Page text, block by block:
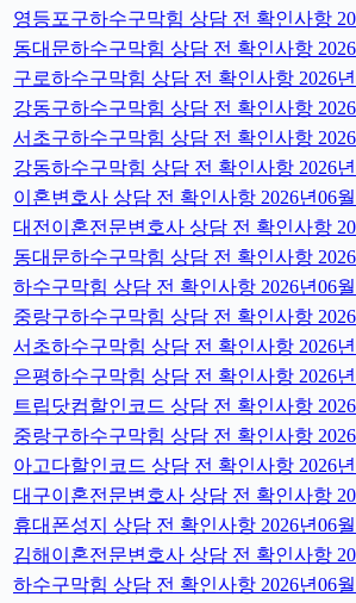
영등포구하수구막힘 상담 전 확인사항
동대문하수구막힘 상담 전 확인사항
구로하수구막힘 상담 전 확인사항 2026
강동구하수구막힘 상담 전 확인사항
서초구하수구막힘 상담 전 확인사항
강동하수구막힘 상담 전 확인사항 2026
이혼변호사 상담 전 확인사항 2026년06
대전이혼전문변호사 상담 전 확인사항
동대문하수구막힘 상담 전 확인사항
하수구막힘 상담 전 확인사항 2026년06
중랑구하수구막힘 상담 전 확인사항
서초하수구막힘 상담 전 확인사항 2026
은평하수구막힘 상담 전 확인사항 2026
트립닷컴할인코드 상담 전 확인사항
중랑구하수구막힘 상담 전 확인사항
아고다할인코드 상담 전 확인사항 2026
대구이혼전문변호사 상담 전 확인사항
휴대폰성지 상담 전 확인사항 2026년06
김해이혼전문변호사 상담 전 확인사항
하수구막힘 상담 전 확인사항 2026년06